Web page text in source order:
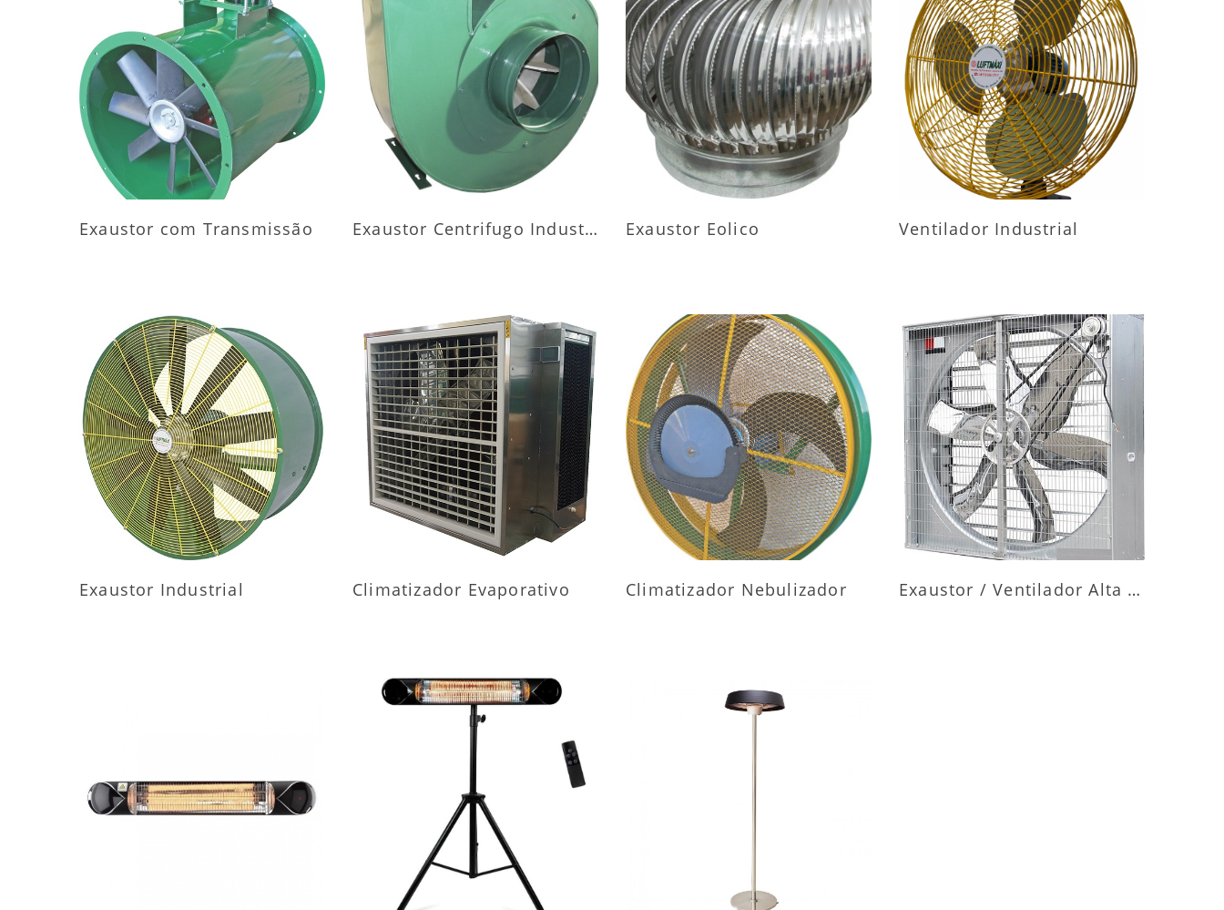
MAIS INFORMAÇÕES
Exaustor com Transmissão
MAIS INFORMAÇÕES
Exaustor Centrifugo Industrial
MAIS INFORMAÇÕES
Exaustor Eolico
MAIS INFORMAÇÕES
Ventilador Industrial
MAIS INFORMAÇÕES
Exaustor Industrial
MAIS INFORMAÇÕES
Climatizador Evaporativo
MAIS INFORMAÇÕES
Climatizador Nebulizador
MAIS INFORMAÇÕES
Exaustor / Ventilador Alta Vazão
MAIS INFORMAÇÕES MAIS INFORMAÇÕES